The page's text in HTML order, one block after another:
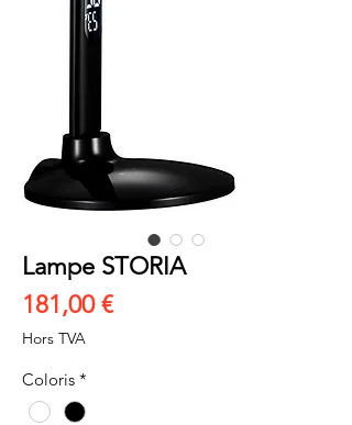
Lampe STORIA
181,00 €Prix
Hors TVA
Coloris *